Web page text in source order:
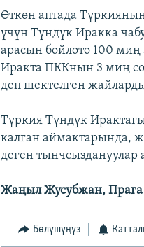
Өткөн аптада
үчүн Түндүк Иракка
арасын бойлото 100
Иракта ПККнын 3 миң
деп шектелген
Түркия Түндүк
калган аймактарында,
деген тынчсыздануулар
Жаңыл Жусубжан, Прага
Бөлүшүңүз